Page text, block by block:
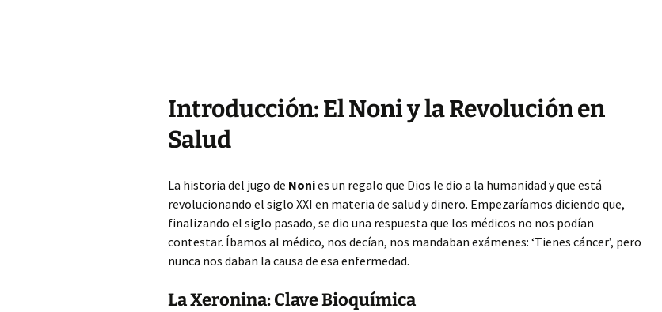
Introducción: El Noni y la Revolución en
Salud
La historia del jugo de Nonies un regalo que Dios le dio a la humanidad y que está
revolucionando el siglo XXI en materia de salud y dinero. Empezaríamos diciendo que,
finalizando el siglo pasado, se dio una respuesta que los médicos no nos podían
contestar. Íbamos al médico, nos decían, nos mandaban exámenes: ‘Tienes cáncer’, pero
nunca nos daban la causa de esa enfermedad.
La Xeronina: Clave Bioquímica